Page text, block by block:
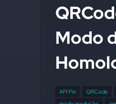
Modo
API Pix QRCode